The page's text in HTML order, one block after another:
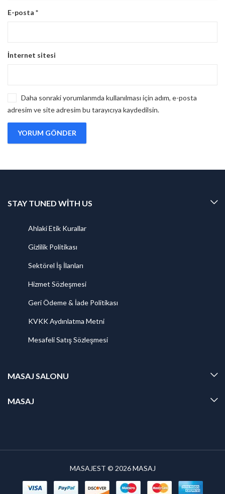
E-posta *
İnternet sitesi
Daha sonraki yorumlarımda kullanılması için adım, e-posta
adresim ve site adresim bu tarayıcıya kaydedilsin.
STAY TUNED WITH US
Ahlaki Etik Kurallar
Gizlilik Politikası
Sektörel İş İlanları
Hizmet Sözleşmesi
Geri Ödeme & İade Politikası
KVKK Aydınlatma Metni
Mesafeli Satış Sözleşmesi
MASAJ SALONU
MASAJ
MASAJEST © 2026MASAJ